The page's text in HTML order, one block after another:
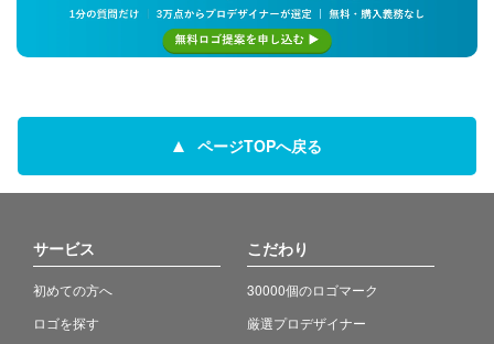
ページTOPへ戻る
サービス
初めての方へ
ロゴを探す
こだわり
30000個のロゴマーク
厳選プロデザイナー